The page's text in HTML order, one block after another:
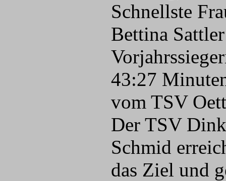
Schnellste
Bettina
43:27
vom TSV
Der TSV
Schmid
das Ziel und